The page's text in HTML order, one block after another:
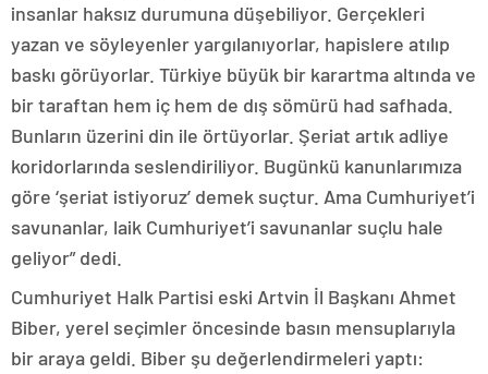
insanlar haksız durumuna düşebiliyor. Gerçekleri
yazan ve söyleyenler yargılanıyorlar, hapislere atılıp
baskı görüyorlar. Türkiye büyük bir karartma altında ve
bir taraftan hem iç hem de dış sömürü had safhada.
Bunların üzerini din ile örtüyorlar. Şeriat artık adliye
koridorlarında seslendiriliyor. Bugünkü kanunlarımıza
göre ‘şeriat istiyoruz’ demek suçtur. Ama Cumhuriyet’i
savunanlar, laik Cumhuriyet’i savunanlar suçlu hale
geliyor” dedi.
Cumhuriyet Halk Partisi eski Artvin İl Başkanı Ahmet
Biber, yerel seçimler öncesinde basın mensuplarıyla
bir araya geldi. Biber şu değerlendirmeleri yaptı: